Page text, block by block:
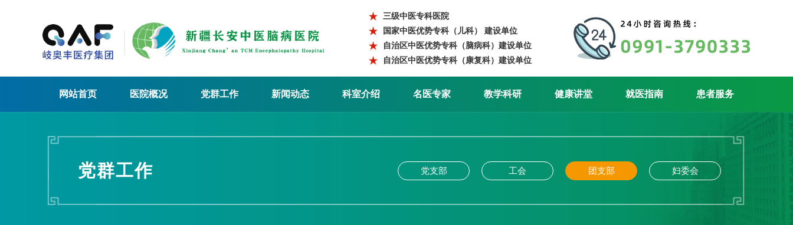
三级中医专科医院
国家中医优势专科（儿科） 建设单位
自治区中医优势专科（脑病科）建设单位
自治区中医优势专科（康复科）建设单位
网站首页 医院概况 党群工作 新闻动态 科室介绍 名医专家 教学科研 健康讲堂 就医指南 患者服务
党群工作 党支部 工会 团支部 妇委会